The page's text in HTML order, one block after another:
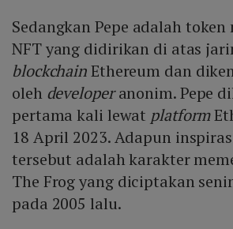
Sedangkan Pepe adalah token
NFT yang didirikan di atas
blockchainEthereum dan
oleh developeranonim. Pepe
pertama kali lewat platform
18 April 2023. Adapun
tersebut adalah karakter
The Frog yang diciptakan
pada 2005 lalu.